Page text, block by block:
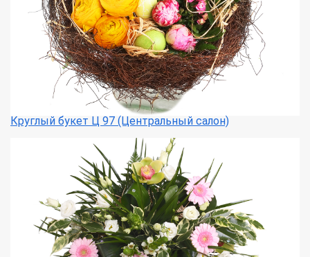
Круглый букет Ц 97 (Центральный салон)